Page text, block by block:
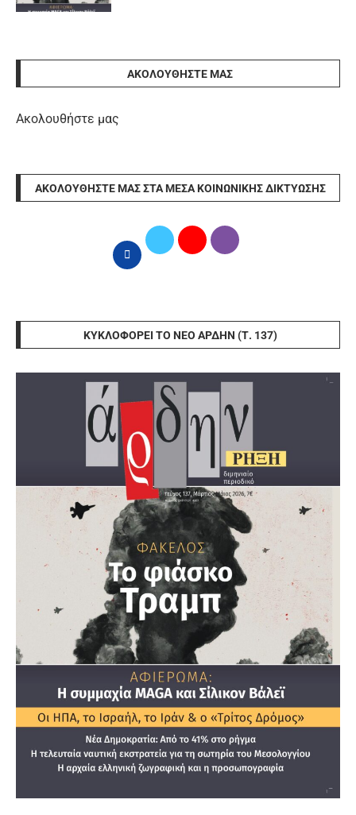
ΑΚΟΛΟΥΘΉΣΤΕ ΜΑΣ
Ακολουθήστε μας
ΑΚΟΛΟΥΘΉΣΤΕ ΜΑΣ ΣΤΑ ΜΈΣΑ ΚΟΙΝΩΝΙΚΉΣ ΔΙΚΤΎΩΣΗΣ
ΚΥΚΛΟΦΟΡΕΊ ΤΟ ΝΈΟ ΆΡΔΗΝ (Τ. 137)